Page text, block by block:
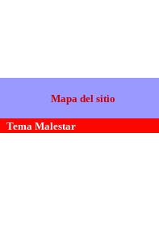
Mapa del sitio
Tema Malestar